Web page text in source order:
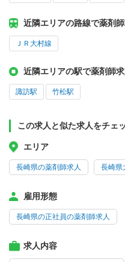
近隣エリアの路線で薬剤
ＪＲ大村線
近隣エリアの駅で薬剤師
諏訪駅 竹松駅
この求人と似た求人をチェ
エリア
長崎県の薬剤師求人 長崎県
雇用形態
長崎県の正社員の薬剤師求人
求人内容